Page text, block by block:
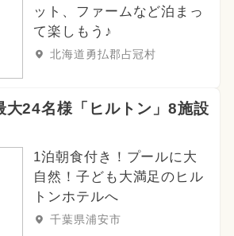
ット、ファームなど泊まっ
て楽しもう♪
北海道勇払郡占冠村
大24名様「ヒルトン」8施設
1泊朝食付き！プールに大
自然！子ども大満足のヒル
トンホテルへ
千葉県浦安市